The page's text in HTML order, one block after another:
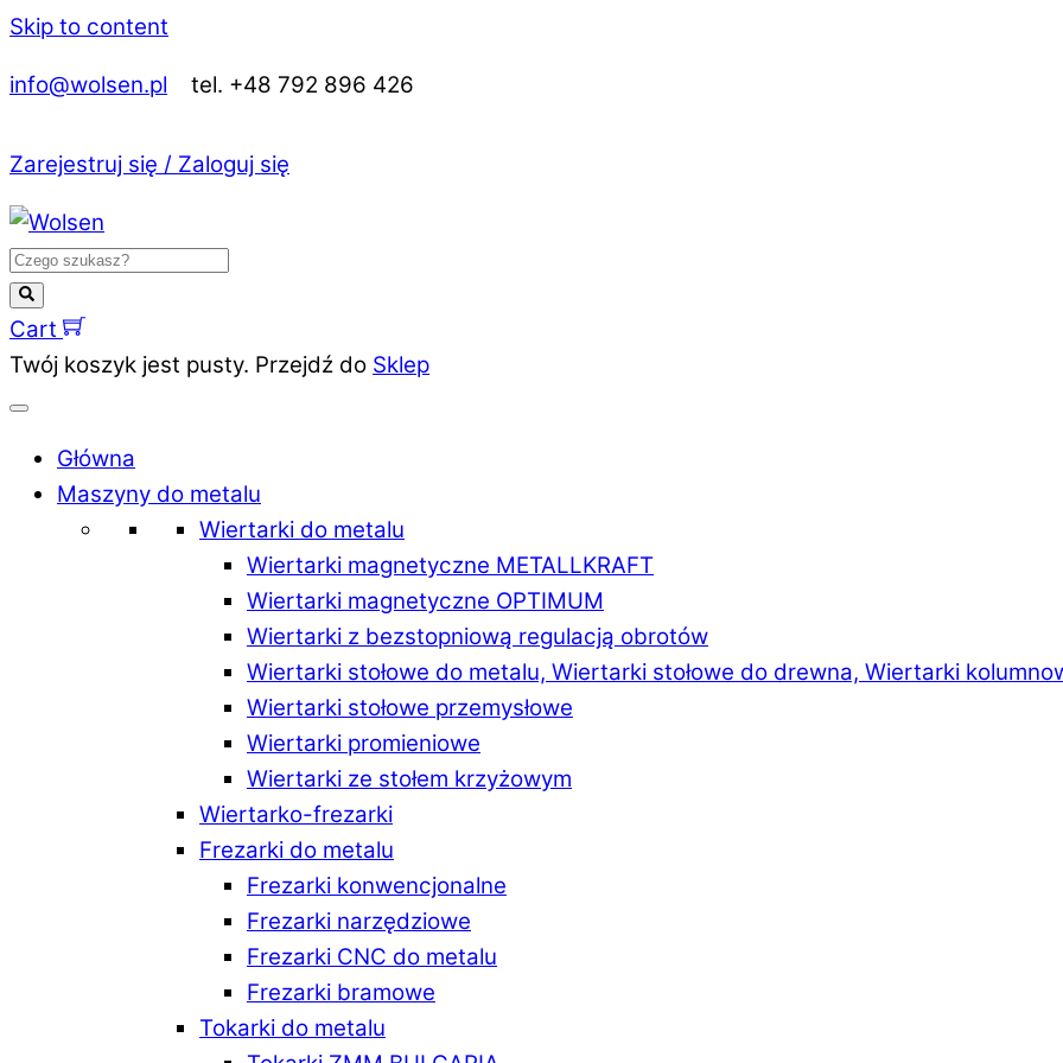
Skip to content
info@wolsen.pl tel. +48 792 896 426
Zarejestruj się / Zaloguj się
Cart
Twój koszyk jest pusty. Przejdź do Sklep
Główna
Maszyny do metalu
Wiertarki do metalu
Wiertarki magnetyczne METALLKRAFT
Wiertarki magnetyczne OPTIMUM
Wiertarki z bezstopniową regulacją obrotów
Wiertarki stołowe do metalu, Wiertarki stołowe do drewna, Wiertarki
Wiertarki stołowe przemysłowe
Wiertarki promieniowe
Wiertarki ze stołem krzyżowym
Wiertarko-frezarki
Frezarki do metalu
Frezarki konwencjonalne
Frezarki narzędziowe
Frezarki CNC do metalu
Frezarki bramowe
Tokarki do metalu